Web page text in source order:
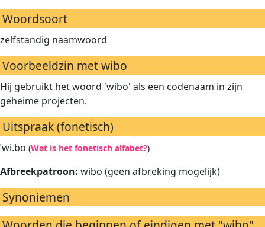
Woordsoort
zelfstandig naamwoord
Voorbeeldzin met wibo
Hij gebruikt het woord 'wibo' als een codenaam in zijn
geheime projecten.
Uitspraak (fonetisch)
ˈwi.bo (Wat is het fonetisch alfabet?)
Afbreekpatroon: wibo (geen afbreking mogelijk)
Synoniemen